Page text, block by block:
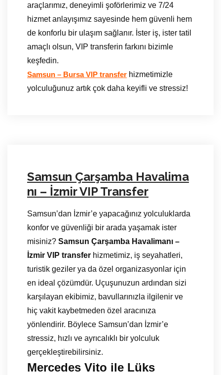
araçlarımız, deneyimli şoförlerimiz ve 7/24
hizmet anlayışımız sayesinde hem güvenli hem
de konforlu bir ulaşım sağlanır. İster iş, ister tatil
amaçlı olsun, VIP transferin farkını bizimle
keşfedin.
Samsun – Bursa VIP transfer hizmetimizle
yolculuğunuz artık çok daha keyifli ve stressiz!
Samsun Çarşamba Havalima
nı – İzmir VIP Transfer
Samsun’dan İzmir’e yapacağınız yolculuklarda
konfor ve güvenliği bir arada yaşamak ister
misiniz? Samsun Çarşamba Havalimanı –
İzmir VIP transfer hizmetimiz, iş seyahatleri,
turistik geziler ya da özel organizasyonlar için
en ideal çözümdür. Uçuşunuzun ardından sizi
karşılayan ekibimiz, bavullarınızla ilgilenir ve
hiç vakit kaybetmeden özel aracınıza
yönlendirir. Böylece Samsun’dan İzmir’e
stressiz, hızlı ve ayrıcalıklı bir yolculuk
gerçekleştirebilirsiniz.
Mercedes Vito ile Lüks